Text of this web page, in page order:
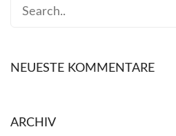
NEUESTE KOMMENTARE
ARCHIV